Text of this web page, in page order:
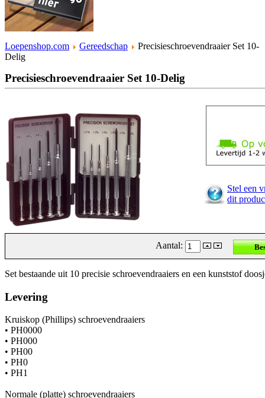
Loepenshop.com Gereedschap
Precisieschroevendraaier Set 10-
Delig
Precisieschroevendraaier Set 10-Delig
Stel een
dit
Aantal:
Set bestaande uit 10 precisie schroevendraaiers en een kunststof
Levering
Kruiskop (Phillips) schroevendraaiers
• PH0000
• PH000
• PH00
• PH0
• PH1
Normale (platte) schroevendraaiers